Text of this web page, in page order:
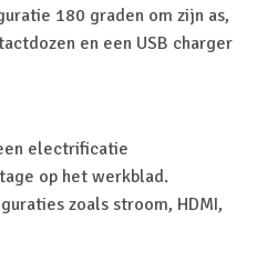
180 graden om zijn as,
en een USB charger
electrificatie
op het werkblad.
zoals stroom, HDMI,